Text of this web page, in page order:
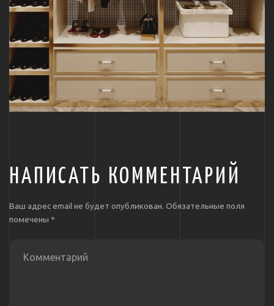
НАПИСАТЬ КОММЕНТАРИЙ
Ваш адрес email не будет опубликован. Обязательные поля
помечены *